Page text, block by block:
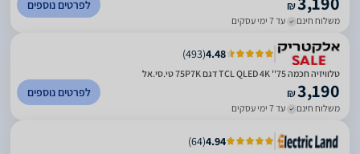
₪
משלוח חינם עד 7 ימי עסקים
לפרטים נוספים
4.48
(
493
)
טלוויזיה חכמה 75'' TCL QLED 4K דגם 75P7K טי.סי.אל
₪3,190
משלוח חינם עד 7 ימי עסקים
לפרטים נוספים
4.94
(
64
)